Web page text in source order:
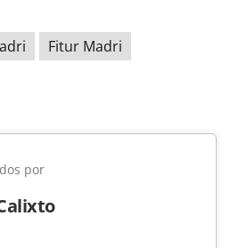
Fitur Madri
por